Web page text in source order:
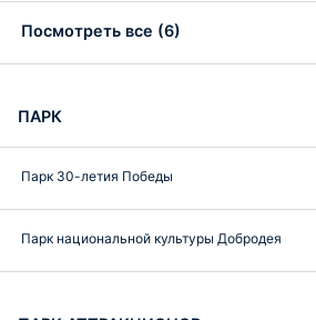
Посмотреть все (6)
ПАРК
Парк 30-летия Победы
Парк национальной культуры Добродея